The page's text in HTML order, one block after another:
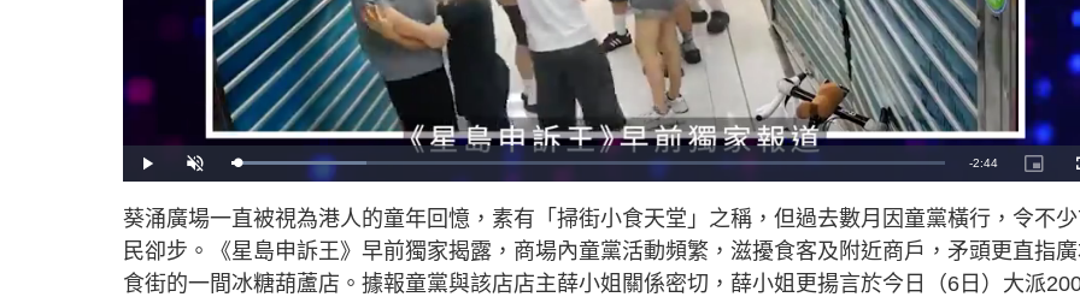
P
l
y
U
n
t
e
L
e
d
:
1
8
.
8
R
a
-2:44
P
i
u
e
-
i
n
-
葵涌廣場一直被視為港人的童年回憶，素有「掃街小食天堂」之稱，但過去數月因童黨橫行，令不
民卻步。《星島申訴王》早前獨家揭露，商場內童黨活動頻繁，滋擾食客及附近商戶，矛頭更直指
食街的一間冰糖葫蘆店。據報童黨與該店店主薛小姐關係密切，薛小姐更揚言於今日（6日）大派